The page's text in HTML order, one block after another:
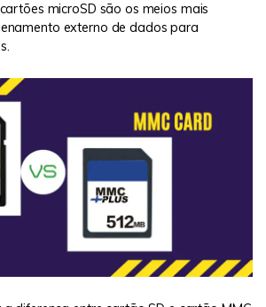
microSD são os meios mais
externo de dados para